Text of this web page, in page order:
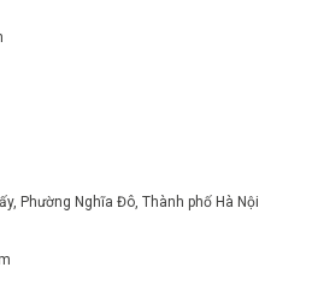
Phường Nghĩa Đô, Thành phố Hà Nội